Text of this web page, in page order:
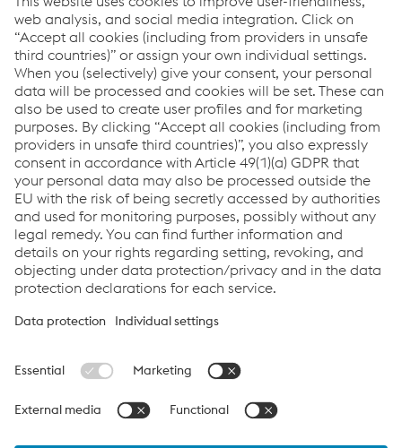
(2024) PDF | 88 KB
Links
VADEMSAŞ Certificates
Legal Documents
Data protection for Business Partners
Links
Applications
Products
Services
Job & Career
Terms and Conditions
Cookie settings